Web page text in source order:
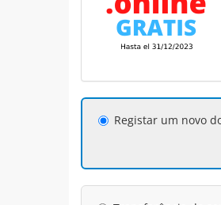
Registar um novo